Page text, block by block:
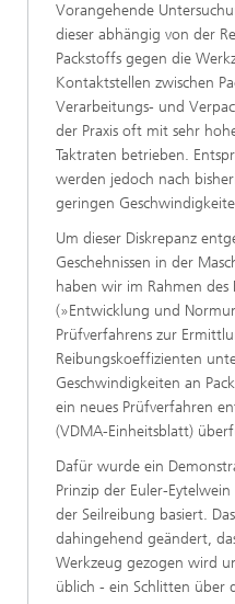
Vorangehende
dieser abhängig von der
Packstoffs gegen die
Kontaktstellen zwischen
Verarbeitungs- und
der Praxis oft mit sehr
Taktraten betrieben.
werden jedoch nach
geringen
Um dieser Diskrepanz
Geschehnissen in der
haben wir im Rahmen des
(»Entwicklung und
Prüfverfahrens zur
Reibungskoeffizienten
Geschwindigkeiten an
ein neues Prüfverfahren
(VDMA-Einheitsblatt)
Dafür wurde ein
Prinzip der Euler-
der Seilreibung basiert.
dahingehend geändert,
Werkzeug gezogen wird
üblich - ein Schlitten über